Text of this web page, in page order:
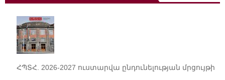
ՀՊՏՀ. 2026-2027 ուստարվա ընդունելության մրցույթի